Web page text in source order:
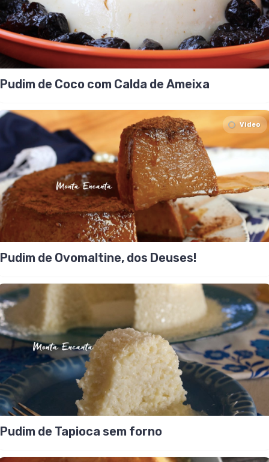
Pudim de Coco com Calda de Ameixa
Video
Pudim de Ovomaltine, dos Deuses!
Pudim de Tapioca sem forno